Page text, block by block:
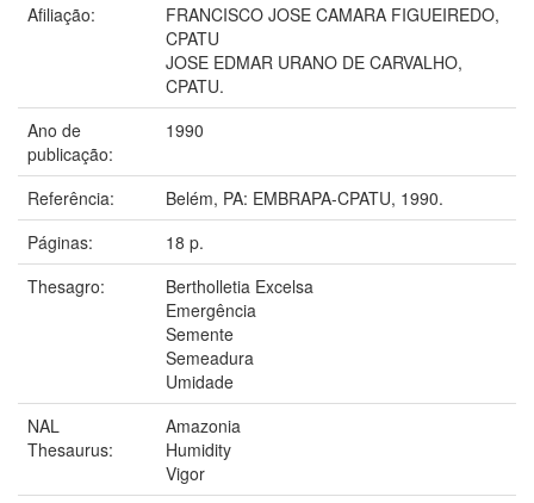
Afiliação:
FRANCISCO JOSE CAMARA FIGUEIREDO,
CPATU
JOSE EDMAR URANO DE CARVALHO,
CPATU.
Ano de
publicação:
1990
Referência:
Belém, PA: EMBRAPA-CPATU, 1990.
Páginas:
18 p.
Thesagro:
Bertholletia Excelsa
Emergência
Semente
Semeadura
Umidade
NAL
Thesaurus:
Amazonia
Humidity
Vigor